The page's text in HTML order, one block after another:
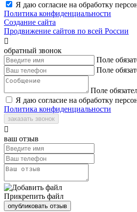
Я даю согласие на обработку
Политика конфиденциальности
Создание сайта
Продвижение сайтов по всей России

обратный звонок
Поле
Поле
Поле
Я даю согласие на обработку
Политика конфиденциальности
заказать звонок

ваш отзыв
Прикрепить файл
опубликовать отзыв